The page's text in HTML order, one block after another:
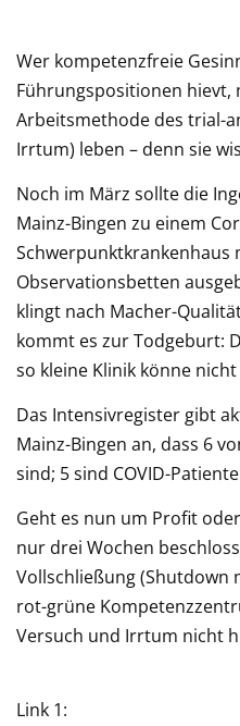
Wer kompetenzfreie
Führungspositionen hievt,
Arbeitsmethode des trial-
Irrtum) leben – denn sie
Noch im März sollte die
Mainz-Bingen zu einem
Schwerpunktkrankenhaus
Observationsbetten
klingt nach Macher-
kommt es zur Todgeburt:
so kleine Klinik könne
Das Intensivregister gibt
Mainz-Bingen an, dass 6
sind; 5 sind COVID-
Geht es nun um Profit
nur drei Wochen
Vollschließung (Shutdown
rot-grüne
Versuch und Irrtum nicht
Link 1: